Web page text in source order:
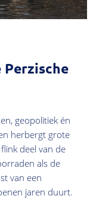
Perzische
geopolitiek én
herbergt grote
deel van de
als de
van een
jaren duurt.